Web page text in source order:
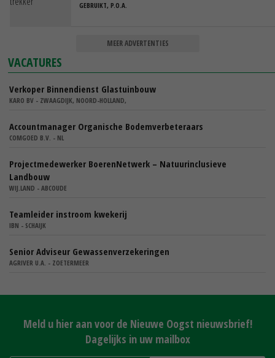
GEBRUIKT, P.O.A.
MEER ADVERTENTIES
VACATURES
Verkoper Binnendienst Glastuinbouw
KARO BV - ZWAAGDIJK, NOORD-HOLLAND,
Accountmanager Organische Bodemverbeteraars
COMGOED B.V. - NL
Projectmedewerker BoerenNetwerk – Natuurinclusieve
Landbouw
WIJ.LAND - ABCOUDE
Teamleider instroom kwekerij
IBN - SCHAIJK
Senior Adviseur Gewassenverzekeringen
AGRIVER U.A. - ZOETERMEER
Meld u hier aan voor de Nieuwe Oogst nieuwsbrief!
Dagelijks in uw mailbox